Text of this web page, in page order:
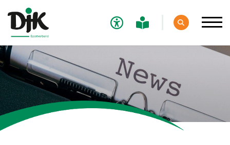
Verband
Aktuelles
Verbands-News